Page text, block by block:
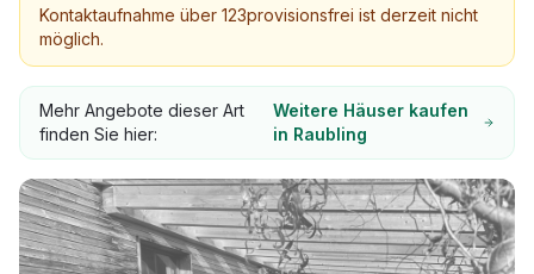
Kontaktaufnahme über 123provisionsfrei ist derzeit nicht
möglich.
Mehr Angebote dieser Art
finden Sie hier:
Weitere Häuser kaufen
in Raubling